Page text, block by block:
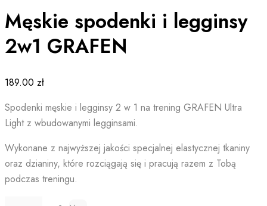
Męskie spodenki i legginsy
2w1 GRAFEN
189.00 zł
Spodenki męskie i legginsy 2 w 1 na trening GRAFEN Ultra
Light z wbudowanymi legginsami.
Wykonane z najwyższej jakości specjalnej elastycznej tkaniny
oraz dzianiny, które rozciągają się i pracują razem z Tobą
podczas treningu.